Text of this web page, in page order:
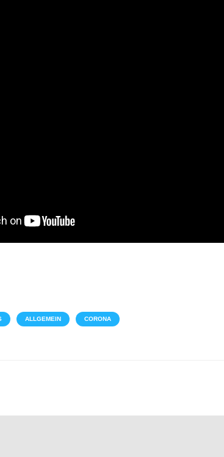
ALLGEMEIN CORONA